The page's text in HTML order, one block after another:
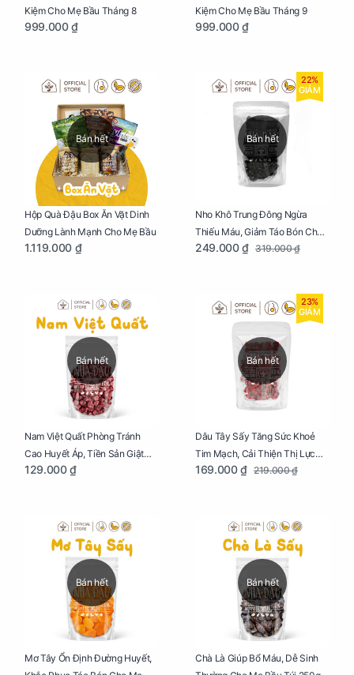
Kiệm Cho Mẹ Bầu Tháng 8
999.000 ₫
Kiệm Cho Mẹ Bầu Tháng 9
999.000 ₫
Bán hết
Hộp Quà Đậu Box Ăn Vặt Dinh
Dưỡng Lành Mạnh Cho Mẹ Bầu
1.119.000 ₫
Bán hết
22%
GIẢM
Nho Khô Trung Đông Ngừa
Thiếu Máu, Giảm Táo Bón Cho
Mẹ Bầu Túi 250g
249.000 ₫ 319.000 ₫
Bán hết
Nam Việt Quất Phòng Tránh
Cao Huyết Áp, Tiền Sản Giật
Cho Mẹ Bầu Túi 250g
129.000 ₫
Bán hết
23%
GIẢM
Dâu Tây Sấy Tăng Sức Khoẻ
Tim Mạch, Cải Thiện Thị Lực
Cho Mẹ Bầu Túi 250g
169.000 ₫ 219.000 ₫
Bán hết
Mơ Tây Ổn Định Đường Huyết,
Bán hết
Chà Là Giúp Bổ Máu, Dễ Sinh